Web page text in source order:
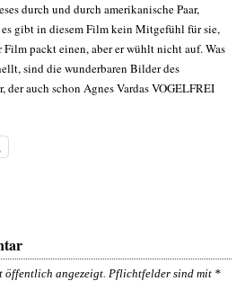
durch und durch amerikanische Paar,
gibt in diesem Film kein Mitgefühl für sie,
packt einen, aber er wühlt nicht auf. Was
sind die wunderbaren Bilder des
der auch schon Agnes Vardas VOGELFREI
öffentlich angezeigt. Pflichtfelder sind mit *